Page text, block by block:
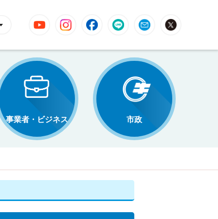
YouTube InstagramFacebookLINE Mail
事業者・ビジネス 市政